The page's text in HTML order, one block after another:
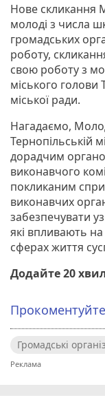
Нове скликання
молоді з числа
громадських
роботу,
свою роботу з
міського голови
міської ради.
Нагадаємо,
Тернопільській
дорадчим
виконавчого
покликаним
виконавчих
забезпечувати
які впливають на
сферах життя
Додайте 20
Прокоментуйте
Громадські